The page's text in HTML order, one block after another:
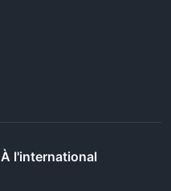
À l'international